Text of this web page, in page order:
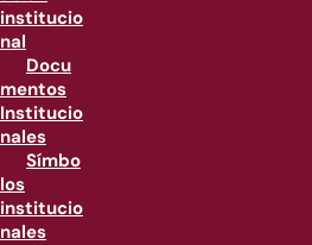
institucio
nal
Docu
mentos
Institucio
nales
Símbo
los
institucio
nales